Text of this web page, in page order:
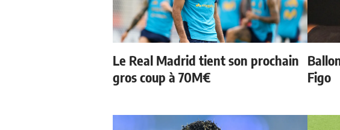
Le Real Madrid tient son prochain
gros coup à 70M€
Figo